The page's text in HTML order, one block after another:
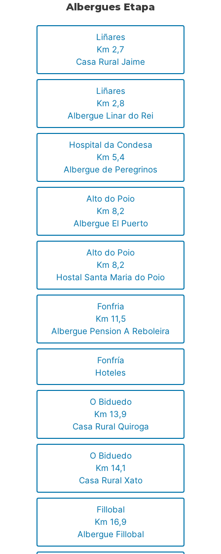
Albergues Etapa
Liñares
Km 2,7
Casa Rural Jaime
Liñares
Km 2,8
Albergue Linar do Rei
Hospital da Condesa
Km 5,4
Albergue de Peregrinos
Alto do Poio
Km 8,2
Albergue El Puerto
Alto do Poio
Km 8,2
Hostal Santa Maria do Poio
Fonfria
Km 11,5
Albergue Pension A Reboleira
Fonfría
Hoteles
O Biduedo
Km 13,9
Casa Rural Quiroga
O Biduedo
Km 14,1
Casa Rural Xato
Fillobal
Km 16,9
Albergue Fillobal